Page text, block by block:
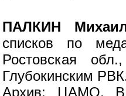
ПАЛКИН
списков по
Ростовская
Глубокинским
Архив: ЦАМО,